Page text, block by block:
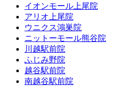
イオンモール上尾院
アリオ上尾院
ウニクス鴻巣院
ニットーモール熊谷院
川越駅前院
ふじみ野院
越谷駅前院
南越谷駅前院